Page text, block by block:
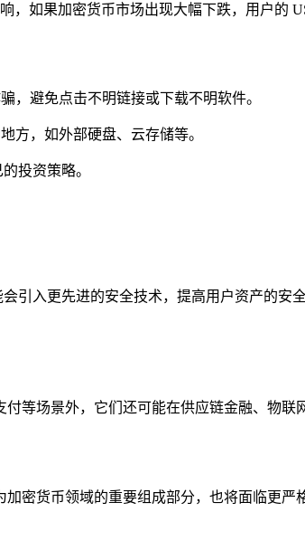
如果加密货币市场出现大幅下跌，用户的
，避免点击不明链接或下载不明软件。
方，如外部硬盘、云存储等。
投资策略。
引入更先进的安全技术，提高用户资产的安
等场景外，它们还可能在供应链金融、物联
密货币领域的重要组成部分，也将面临更